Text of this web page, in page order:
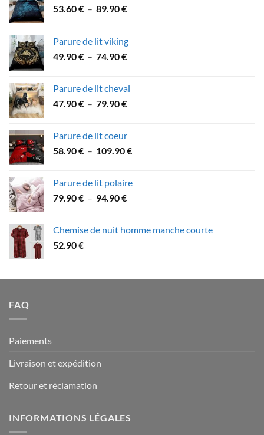
53.60€ – 89.90€Plage
53.60 €
à
Parure de lit viking
49.90€ – 74.90€Plage
49.90 €
à
Parure de lit cheval
47.90€ – 79.90€Plage
à
Parure de lit coeur
58.90€ – 109.90€Plage
58.90 €
Parure de lit polaire
79.90€ – 94.90€Plage
79.90 €
Chemise de nuit homme manche courte
52.90€
FAQ
Paiements
Livraison et expédition
Retour et réclamation
INFORMATIONS LÉGALES